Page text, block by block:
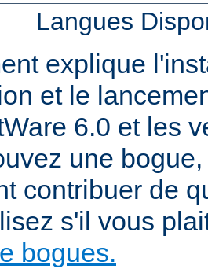
Langues
explique
et le
6.0 et les
une
contribuer de
s'il vous
bogues.